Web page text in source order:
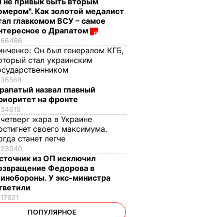
Как золотой медалист
главкомом ВСУ – самое
о Драпатом
66466
Он был генералом КГБ,
стал украинским
36568
назвал главный
на фронте
34615
жара в Украине
своего максимума.
станет легче
23040
из ОП исключил
Федорова в
У экс-министра
17621
ПОПУЛЯРНОЕ